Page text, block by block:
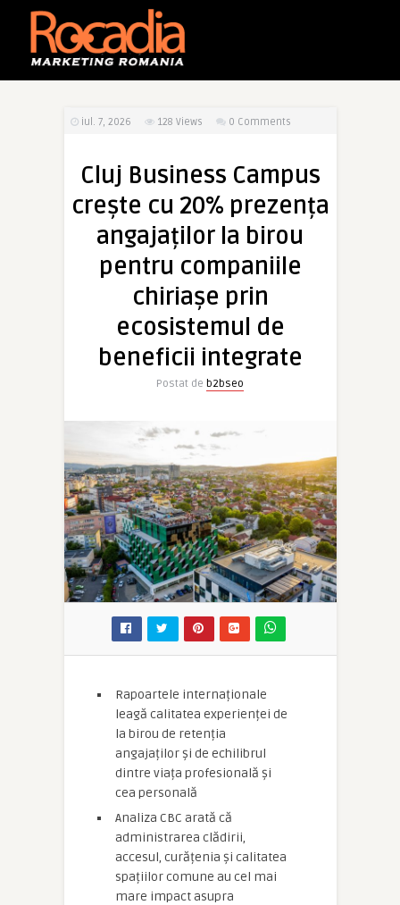
iul. 7, 2026 128 Views 0 Comments
Cluj Business Campus
crește cu 20% prezența
angajaților la birou
pentru companiile
chiriașe prin
ecosistemul de
beneficii integrate
Postat de b2bseo
Rapoartele internaționale
leagă calitatea experienței de
la birou de retenția
angajaților și de echilibrul
dintre viața profesională și
cea personală
Analiza CBC arată că
administrarea clădirii,
accesul, curățenia și calitatea
spațiilor comune au cel mai
mare impact asupra